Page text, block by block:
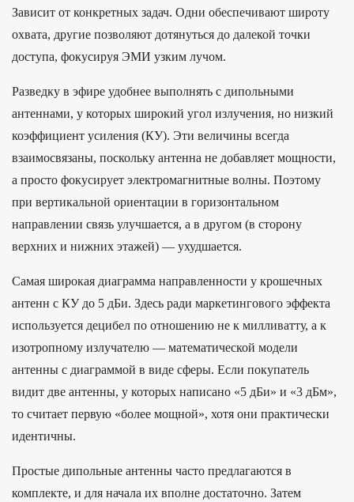
Зависит от конкретных задач. Одни обеспечивают широту
охвата, другие позволяют дотянуться до далекой точки
доступа, фокусируя ЭМИ узким лучом.
Разведку в эфире удобнее выполнять с дипольными
антеннами, у которых широкий угол излучения, но низкий
коэффициент усиления (КУ). Эти величины всегда
взаимосвязаны, поскольку антенна не добавляет мощности,
а просто фокусирует электромагнитные волны. Поэтому
при вертикальной ориентации в горизонтальном
направлении связь улучшается, а в другом (в сторону
верхних и нижних этажей) — ухудшается.
Самая широкая диаграмма направленности у крошечных
антенн с КУ до 5 дБи. Здесь ради маркетингового эффекта
используется децибел по отношению не к милливатту, а к
изотропному излучателю — математической модели
антенны с диаграммой в виде сферы. Если покупатель
видит две антенны, у которых написано «5 дБи» и «3 дБм»,
то считает первую «более мощной», хотя они практически
идентичны.
Простые дипольные антенны часто предлагаются в
комплекте, и для начала их вполне достаточно. Затем